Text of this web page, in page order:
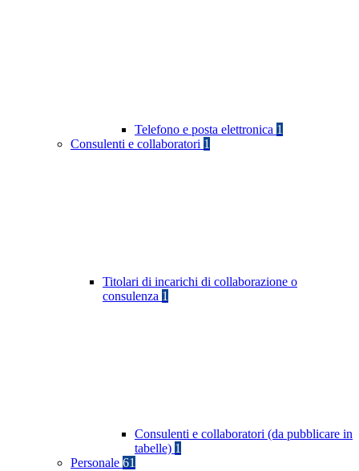
Telefono e posta elettronica 1
Consulenti e collaboratori 1
Titolari di incarichi di collaborazione o
consulenza 1
Consulenti e collaboratori (da pubblicare in
tabelle) 1
Personale 61